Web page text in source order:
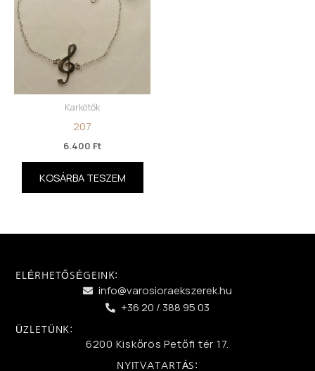
Karkötők
207
6.400 Ft
KOSÁRBA TESZEM
ELÉRHETŐSÉGEINK:
info@varosioraekszerek.hu
+36 20 / 388 95 03
ÜZLETÜNK:
6200 Kiskőrös Petőfi tér 17.
NYITVATARTÁS: